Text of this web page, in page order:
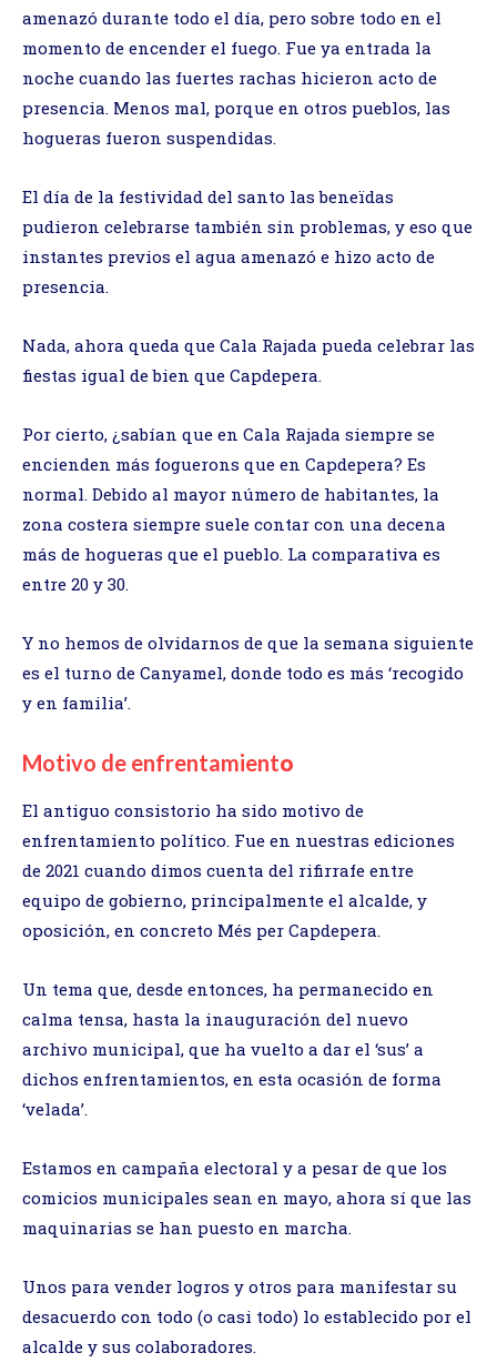
amenazó durante todo el día, pero sobre todo en el
momento de encender el fuego. Fue ya entrada la
noche cuando las fuertes rachas hicieron acto de
presencia. Menos mal, porque en otros pueblos, las
hogueras fueron suspendidas.
El día de la festividad del santo las beneïdas
pudieron celebrarse también sin problemas, y eso que
instantes previos el agua amenazó e hizo acto de
presencia.
Nada, ahora queda que Cala Rajada pueda celebrar las
fiestas igual de bien que Capdepera.
Por cierto, ¿sabían que en Cala Rajada siempre se
encienden más foguerons que en Capdepera? Es
normal. Debido al mayor número de habitantes, la
zona costera siempre suele contar con una decena
más de hogueras que el pueblo. La comparativa es
entre 20 y 30.
Y no hemos de olvidarnos de que la semana siguiente
es el turno de Canyamel, donde todo es más ‘recogido
y en familia’.
Motivo de enfrentamiento
El antiguo consistorio ha sido motivo de
enfrentamiento político. Fue en nuestras ediciones
de 2021 cuando dimos cuenta del rifirrafe entre
equipo de gobierno, principalmente el alcalde, y
oposición, en concreto Més per Capdepera.
Un tema que, desde entonces, ha permanecido en
calma tensa, hasta la inauguración del nuevo
archivo municipal, que ha vuelto a dar el ‘sus’ a
dichos enfrentamientos, en esta ocasión de forma
‘velada’.
Estamos en campaña electoral y a pesar de que los
comicios municipales sean en mayo, ahora sí que las
maquinarias se han puesto en marcha.
Unos para vender logros y otros para manifestar su
desacuerdo con todo (o casi todo) lo establecido por el
alcalde y sus colaboradores.